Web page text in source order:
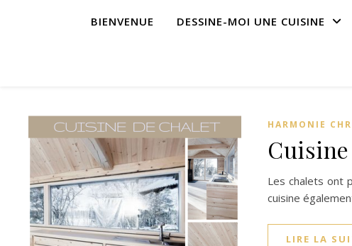
BIENVENUE DESSINE-MOI UNE CUISINE
HARMONIE
Les chalets ont
cuisine
LIRE LA